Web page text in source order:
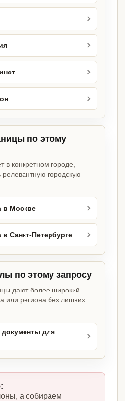
по этому
в конкретном городе,
релевантную городскую
в Москве
Санкт-Петербурге
по этому запросу
дают более широкий
или региона без лишних
для
а собираем